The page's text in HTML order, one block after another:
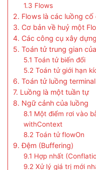
1.3 Flows
2. Flows là các luồng cố
3. Cơ bản về huỷ một
4. Các công cụ xây
5. Toán tử trung gian
5.1 Toán tử biến đổi
5.2 Toán tử giới hạn
6. Toán tử luồng terminal
7. Luồng là một tuần tự
8. Ngữ cảnh của luồng
8.1 Một điểm rơi vào
withContext
8.2 Toán tử flowOn
9. Đệm (Buffering)
9.1 Hợp nhất
9.2 Xử lý giá trị mới